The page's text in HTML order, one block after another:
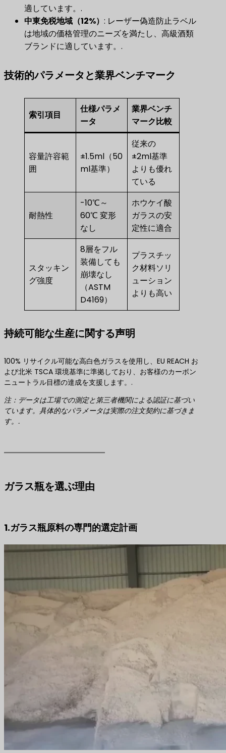
適しています。.
中東免税地域（12%） ​: レーザー偽造防止ラベル
は地域の価格管理のニーズを満たし、高級酒類
ブランドに適しています。.
技術的パラメータと業界ベンチマーク
索引項目
仕様パラメ
ータ
業界ベンチ
マーク比較
容量許容範
囲
±1.5ml（50
ml基準）
従来の
±2ml基準
よりも優れ
ている
耐熱性
-10℃～
60℃ 変形
なし
ホウケイ酸
ガラスの安
定性に適合
スタッキン
グ強度
8層をフル
装備しても
崩壊なし
（ASTM
D4169）
プラスチッ
ク材料ソリ
ューション
よりも高い
持続可能な生産に関する声明
100% リサイクル可能な高白色ガラスを使用し、EU REACH お
よび北米 TSCA 環境基準に準拠しており、お客様のカーボン
ニュートラル目標の達成を支援します。.
注：データは工場での測定と第三者機関による認証に基づい
ています。具体的なパラメータは実際の注文契約に基づきま
す。.
ガラス瓶を選ぶ理由
1.ガラス瓶原料の専門的選定計画